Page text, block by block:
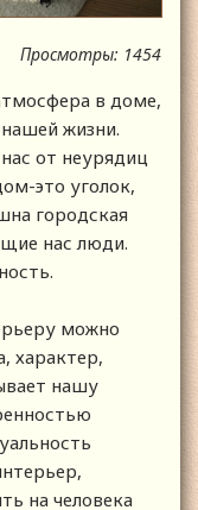
Просмотры: 1454
в доме,
жизни.
от неурядиц
это уголок,
городская
нас люди.
можно
характер,
нашу
на человека